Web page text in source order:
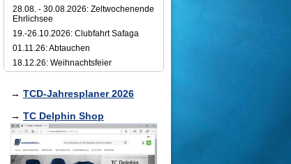
28.08. - 30.08.2026: Zeltwochenende
Ehrlichsee
19.-26.10.2026: Clubfahrt Safaga
01.11.26: Abtauchen
18.12.26: Weihnachtsfeier
→ TCD-Jahresplaner 2026
→ TC Delphin Shop